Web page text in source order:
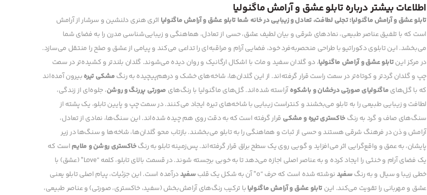
اطلاعات بیشتر درباره تابلو عشق و آرامش ماگنولیا
تابلو عشق و آرامش ماگنولیا: تجلی لطافت، تعادل و زیبایی در خانه شماتابلو عشق و آرامش ماگنولیا اثری هنری دلنشین و سرشار از آرامش
است که با تلفیق عناصر طبیعی، نمادهای شرقی و بیان لطیف عشق، حسی از تعادل، هماهنگی و زیبایی‌شناسی مدرن را به فضای شما
می‌بخشد. این تابلوی دکوراتیو با طراحی منحصربه‌فرد خود، فضایی آرام و مراقبه‌ای را تداعی می‌کند و پیامی از عشق و صلح را منتقل می‌سازد.
در مرکز اینتابلو عشق و آرامش ماگنولیا، دو گلدان سفید و مات با اشکال ارگانیک و روان دیده می‌شوند. گلدان بلندتر و کشیده‌تر در سمت
چپ و گلدان گردتر و کوتاه‌تر در سمت راست قرار گرفته‌اند. از این گلدان‌ها، شاخه‌های خشک و درهم‌پیچیده به رنگمشکی تیرهبیرون آمده‌اند
که با گل‌هایماگنولیای صورتی درخشان و باشکوهآراسته شده‌اند. گل‌های ماگنولیا با رنگ‌های صورتی پررنگ و روشن، جلوه‌ای از زندگی،
لطافت و زیبایی طبیعی را به تابلو می‌بخشند و کنتراست زیبایی با شاخه‌های تیره ایجاد می‌کنند. در سمت چپ و پایین تابلو، یک پشته از
سنگ‌های صاف و گرد به رنگخاکستری تیره و مشکی قرار گرفته است که به دقت روی هم چیده شده‌اند. این سنگ‌ها، نمادی از تعادل،
آرامش و ذن در فرهنگ شرقی هستند و حسی از ثبات و هماهنگی را به تابلو می‌بخشند. بازتاب محو گلدان‌ها، شاخه‌ها و سنگ‌ها در زیر
پایشان، به عمق و واقع‌گرایی اثر می‌افزاید و گویی روی یک سطح براق قرار گرفته‌اند. پس‌زمینه تابلو به رنگخاکستری روشن و ملایماست که
یک فضای آرام و خنثی را ایجاد کرده و به عناصر اصلی اجازه می‌دهد تا به خوبی برجسته شوند. در قسمت بالای تابلو، کلمه “Love” (عشق) با
خطی زیبا و سیال و به رنگسفیدنوشته شده است که حرف “o” آن به شکل یک قلب سفیددرآمده است. این جزئیات، پیام اصلی تابلو یعنی
عشق و مهربانی را تقویت می‌کند. اینتابلو عشق و آرامش ماگنولیابا ترکیب رنگ‌های آرامش‌بخش (سفید، خاکستری، صورتی) و عناصر طبیعی،